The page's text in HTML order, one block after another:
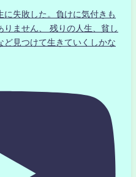
失敗した。負けに気付きも
りません、 残りの人生、貧し
ど見つけて生きていくしかな